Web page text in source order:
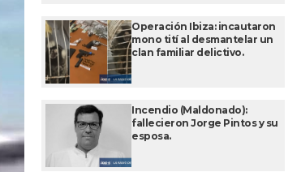
Operación Ibiza: incautaron
mono tití al desmantelar un
clan familiar delictivo.
Incendio (Maldonado):
fallecieron Jorge Pintos y su
esposa.